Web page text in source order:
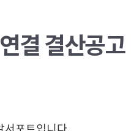
결 결산공고